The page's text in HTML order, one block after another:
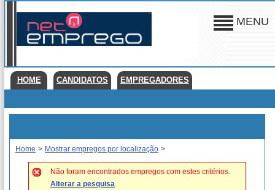
MENU
HOME CANDIDATOS EMPREGADORES
Home > Mostrar empregos por localização >
Não foram encontrados empregos com estes critérios.
Alterar a pesquisa.